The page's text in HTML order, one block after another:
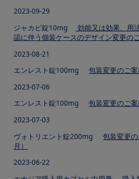
2023-09-29
ジャカビ錠10mg
効能又は効果、用
認に伴う個装ケースのデザイン変更の
2023-08-21
エンレスト錠100mg包装変更のご案
2023-07-06
エンレスト錠100mg包装変更のご案
2023-07-03
ヴォトリエント錠200mg包装変更
月）
2023-06-22